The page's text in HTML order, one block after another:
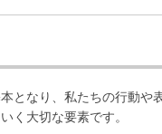
となり、私たちの行動や
く大切な要素です。